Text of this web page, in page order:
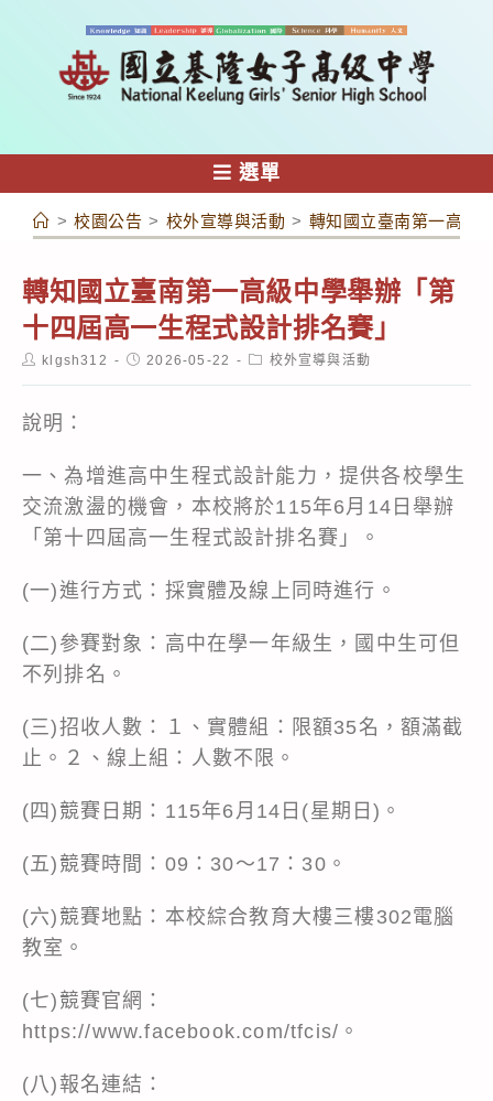
容
選單
> 校園公告 > 校外宣導與活動 > 轉知國立臺南第一高級
轉知國立臺南第一高級中學舉辦「第
十四屆高一生程式設計排名賽」
Postklgsh312
Post2026-05-22
Post校外宣導與活動
說明：
一、為增進高中生程式設計能力，提供各校學生
交流激盪的機會，本校將於115年6月14日舉辦
「第十四屆高一生程式設計排名賽」。
(一)進行方式：採實體及線上同時進行。
(二)參賽對象：高中在學一年級生，國中生可但
不列排名。
(三)招收人數：１、實體組：限額35名，額滿截
止。２、線上組：人數不限。
(四)競賽日期：115年6月14日(星期日)。
(五)競賽時間：09：30～17：30。
(六)競賽地點：本校綜合教育大樓三樓302電腦
教室。
(七)競賽官網：
https://www.facebook.com/tfcis/。
(八)報名連結：